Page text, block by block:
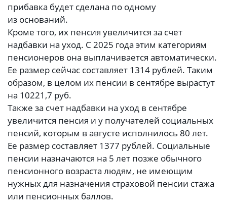
прибавка будет сделана по одному
из оснований.
Кроме того, их пенсия увеличится за счет
надбавки на уход. С 2025 года этим категориям
пенсионеров она выплачивается автоматически.
Ее размер сейчас составляет 1314 рублей. Таким
образом, в целом их пенсии в сентябре вырастут
на 10221,7 руб.
Также за счет надбавки на уход в сентябре
увеличится пенсия и у получателей социальных
пенсий, которым в августе исполнилось 80 лет.
Ее размер составляет 1377 рублей. Социальные
пенсии назначаются на 5 лет позже обычного
пенсионного возраста людям, не имеющим
нужных для назначения страховой пенсии стажа
или пенсионных баллов.